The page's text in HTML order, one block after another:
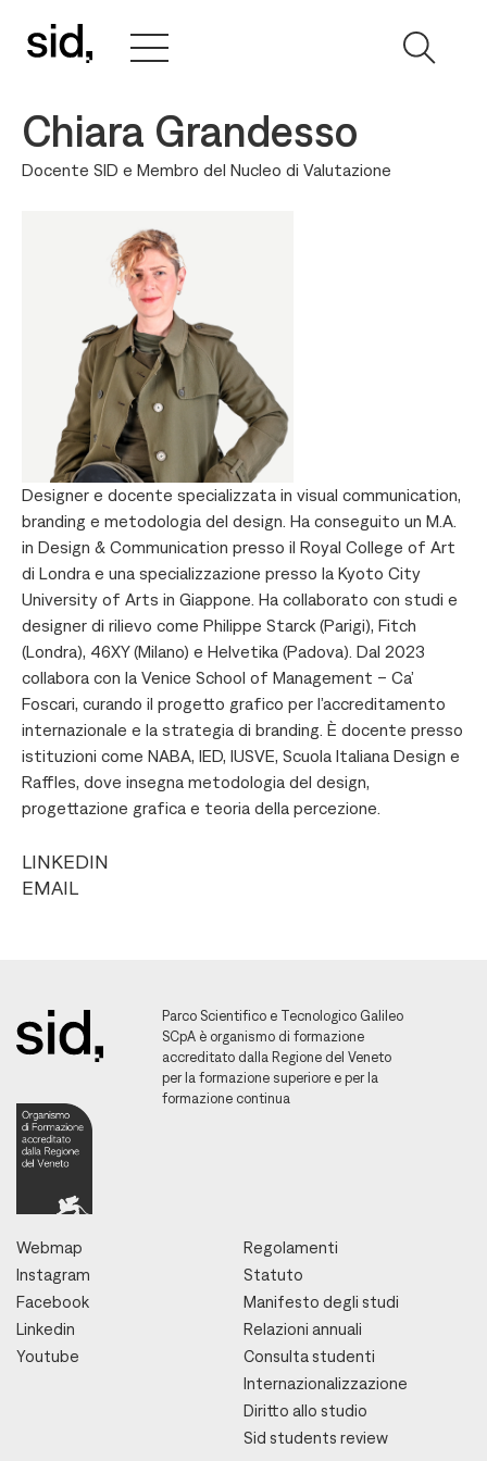
Chiara Grandesso
Docente SID e Membro del Nucleo di Valutazione
Designer e docente specializzata in visual communication,
branding e metodologia del design. Ha conseguito un M.A.
in Design & Communication presso il Royal College of Art
di Londra e una specializzazione presso la Kyoto City
University of Arts in Giappone. Ha collaborato con studi e
designer di rilievo come Philippe Starck (Parigi), Fitch
(Londra), 46XY (Milano) e Helvetika (Padova). Dal 2023
collabora con la Venice School of Management – Ca’
Foscari, curando il progetto grafico per l’accreditamento
internazionale e la strategia di branding. È docente presso
istituzioni come NABA, IED, IUSVE, Scuola Italiana Design e
Raffles, dove insegna metodologia del design,
progettazione grafica e teoria della percezione.
LINKEDIN
EMAIL
Parco Scientifico e Tecnologico Galileo
SCpA è organismo di formazione
accreditato dalla Regione del Veneto
per la formazione superiore e per la
formazione continua
Webmap
Instagram
Facebook
Linkedin
Youtube
Regolamenti
Statuto
Manifesto degli studi
Relazioni annuali
Consulta studenti
Internazionalizzazione
Diritto allo studio
Sid students review